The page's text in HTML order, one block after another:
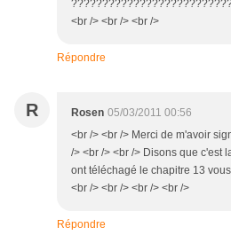
<br /> <br /> <br />
Répondre
R Rosen 05/03/2011 00:56
<br /> <br /> Merci de m'avoir
/> <br /> <br /> Disons que c'est
ont téléchagé le chapitre 13
<br /> <br /> <br /> <br />
Répondre